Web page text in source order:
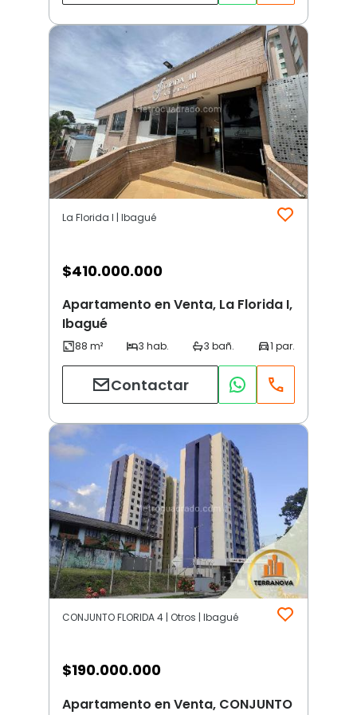
La Florida I | Ibagué
$410.000.000
Apartamento en Venta, La Florida I,
Ibagué
Contactar
CONJUNTO FLORIDA 4 | Otros | Ibagué
$190.000.000
Apartamento en Venta, CONJUNTO